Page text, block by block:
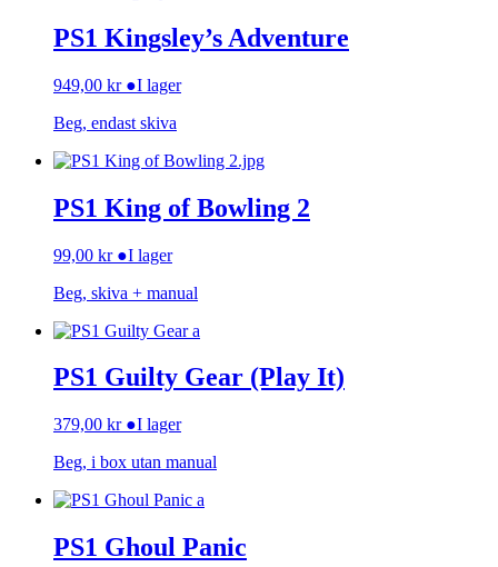
PS1 Kingsley’s Adventure
949,00 kr ●I lager
Beg, endast skiva
PS1 King of Bowling 2
99,00 kr ●I lager
Beg, skiva + manual
PS1 Guilty Gear (Play It)
379,00 kr ●I lager
Beg, i box utan manual
PS1 Ghoul Panic